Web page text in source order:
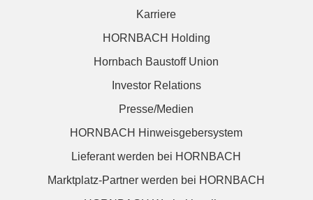
Karriere
HORNBACH Holding
Hornbach Baustoff Union
Investor Relations
Presse/Medien
HORNBACH Hinweisgebersystem
Lieferant werden bei HORNBACH
Marktplatz-Partner werden bei HORNBACH